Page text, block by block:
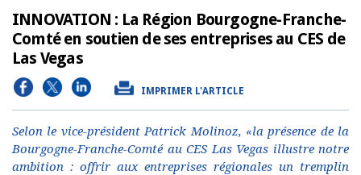
INNOVATION : La Région Bourgogne-Franche-
Comté en soutien de ses entreprises au CES de
Las Vegas
IMPRIMER L'ARTICLE
Selon le vice-président Patrick Molinoz, «la présence de la
Bourgogne-Franche-Comté au CES Las Vegas illustre notre
ambition : offrir aux entreprises régionales un tremplin